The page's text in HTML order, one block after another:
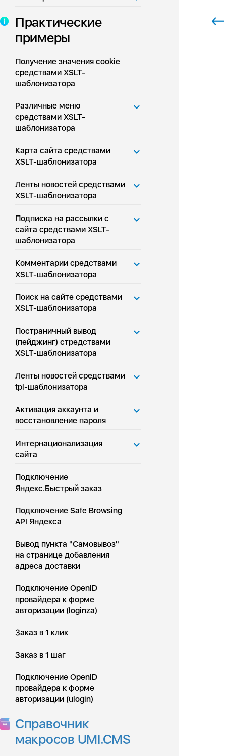
Практические
примеры
Получение значения cookie
средствами XSLT-
шаблонизатора
Различные меню
средствами XSLT-
шаблонизатора
Карта сайта средствами
XSLT-шаблонизатора
Ленты новостей средствами
XSLT-шаблонизатора
Подписка на рассылки с
сайта средствами XSLT-
шаблонизатора
Комментарии средствами
XSLT-шаблонизатора
Поиск на сайте средствами
XSLT-шаблонизатора
Постраничный вывод
(пейджинг) стредствами
XSLT-шаблонизатора
Ленты новостей средствами
tpl-шаблонизатора
Активация аккаунта и
восстановление пароля
Интернационализация
сайта
Подключение
Яндекс.Быстрый заказ
Подключение Safe Browsing
API Яндекса
Вывод пункта "Самовывоз"
на странице добавления
адреса доставки
Подключение OpenID
провайдера к форме
авторизации (loginza)
Заказ в 1 клик
Заказ в 1 шаг
Подключение OpenID
провайдера к форме
авторизации (ulogin)
Справочник
макросов UMI.CMS